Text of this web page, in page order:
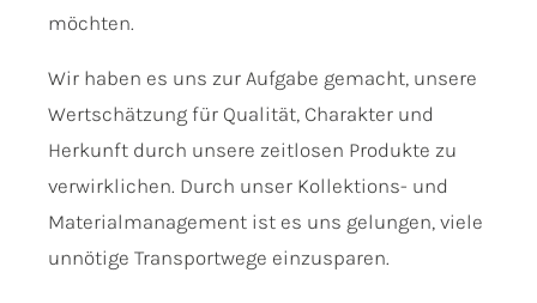
möchten.
Wir haben es uns zur Aufgabe gemacht, unsere
Wertschätzung für Qualität, Charakter und
Herkunft durch unsere zeitlosen Produkte zu
verwirklichen. Durch unser Kollektions- und
Materialmanagement ist es uns gelungen, viele
unnötige Transportwege einzusparen.